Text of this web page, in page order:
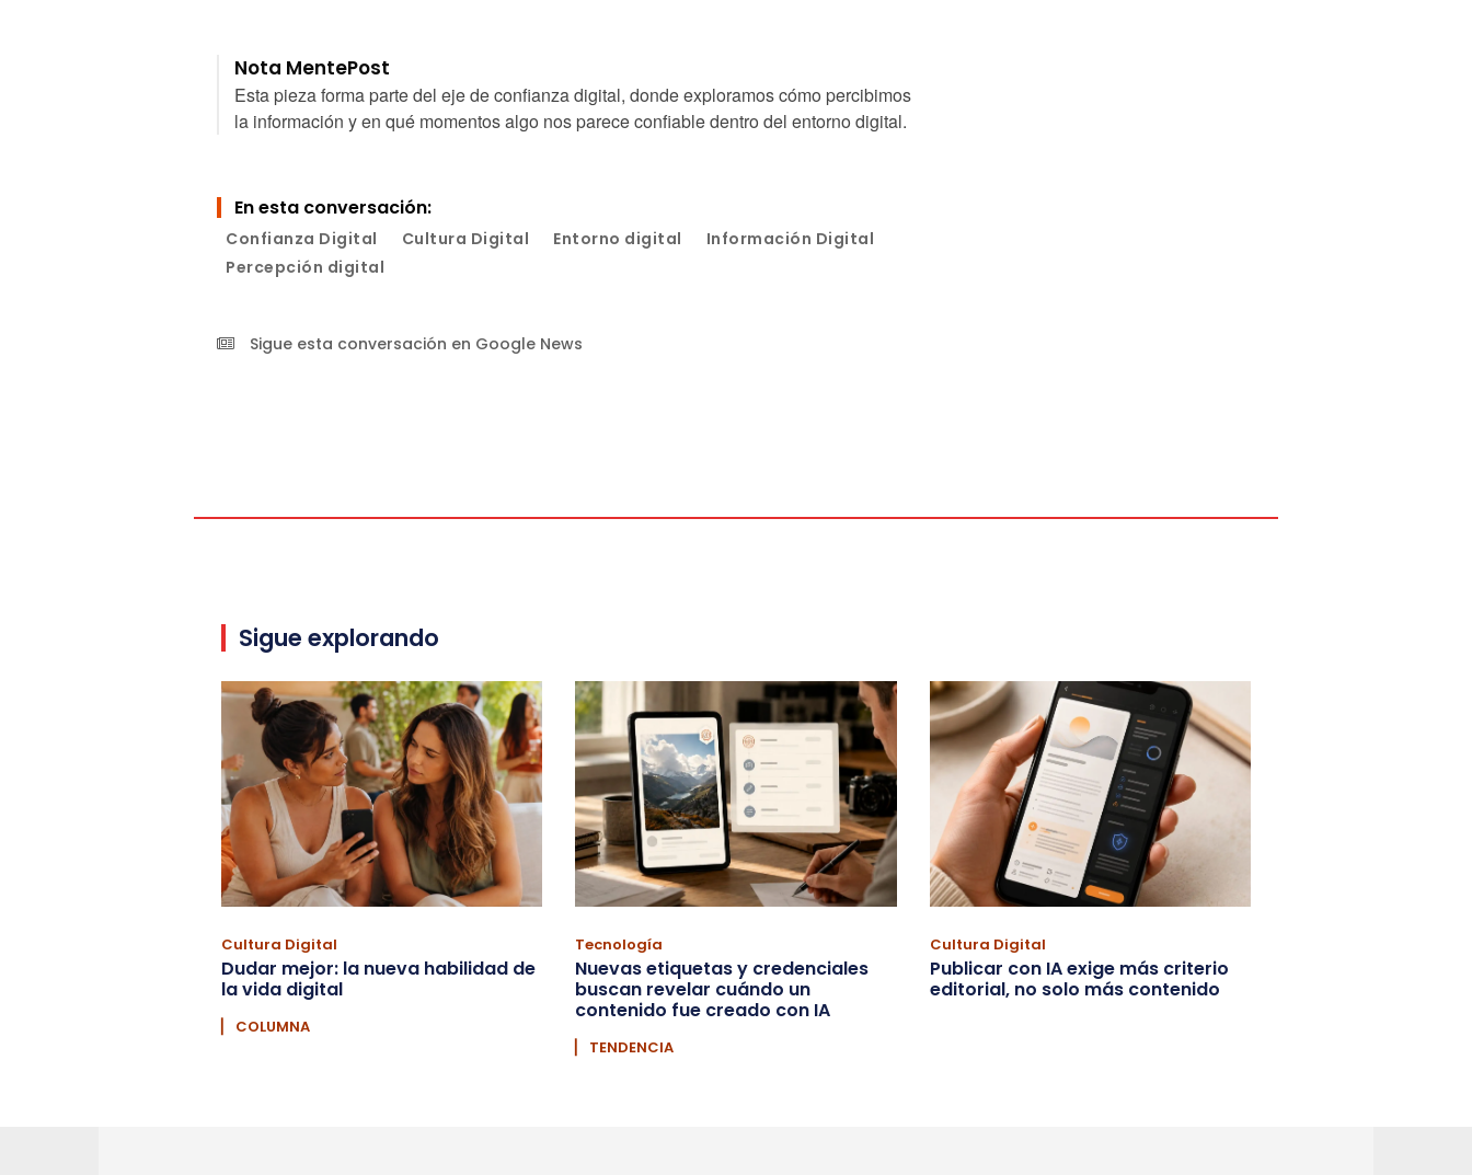
Nota MentePost
Esta pieza forma parte del eje de confianza digital, donde exploramos cómo percibimos
la información y en qué momentos algo nos parece confiable dentro del entorno digital.
En esta conversación:
Confianza Digital Cultura Digital Entorno digital
Información Digital
Percepción digital
Sigue esta conversación en Google News
Sigue explorando
Cultura Digital
Dudar mejor: la nueva habilidad de
la vida digital
▏ COLUMNA
Tecnología
Nuevas etiquetas y credenciales
buscan revelar cuándo un
contenido fue creado con IA
▏ TENDENCIA
Cultura Digital
Publicar con IA exige más criterio
editorial, no solo más contenido